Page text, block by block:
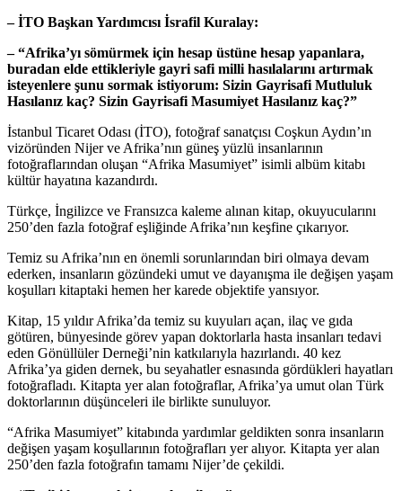
– İTO Başkan Yardımcısı İsrafil Kuralay:
– “Afrika’yı sömürmek için hesap üstüne hesap yapanlara,
buradan elde ettikleriyle gayri safi milli hasılalarını artırmak
isteyenlere şunu sormak istiyorum: Sizin Gayrisafi Mutluluk
Hasılanız kaç? Sizin Gayrisafi Masumiyet Hasılanız kaç?”
İstanbul Ticaret Odası (İTO), fotoğraf sanatçısı Coşkun Aydın’ın
vizöründen Nijer ve Afrika’nın güneş yüzlü insanlarının
fotoğraflarından oluşan “Afrika Masumiyet” isimli albüm kitabı
kültür hayatına kazandırdı.
Türkçe, İngilizce ve Fransızca kaleme alınan kitap, okuyucularını
250’den fazla fotoğraf eşliğinde Afrika’nın keşfine çıkarıyor.
Temiz su Afrika’nın en önemli sorunlarından biri olmaya devam
ederken, insanların gözündeki umut ve dayanışma ile değişen yaşam
koşulları kitaptaki hemen her karede objektife yansıyor.
Kitap, 15 yıldır Afrika’da temiz su kuyuları açan, ilaç ve gıda
götüren, bünyesinde görev yapan doktorlarla hasta insanları tedavi
eden Gönüllüler Derneği’nin katkılarıyla hazırlandı. 40 kez
Afrika’ya giden dernek, bu seyahatler esnasında gördükleri hayatları
fotoğrafladı. Kitapta yer alan fotoğraflar, Afrika’ya umut olan Türk
doktorlarının düşünceleri ile birlikte sunuluyor.
“Afrika Masumiyet” kitabında yardımlar geldikten sonra insanların
değişen yaşam koşullarının fotoğrafları yer alıyor. Kitapta yer alan
250’den fazla fotoğrafın tamamı Nijer’de çekildi.